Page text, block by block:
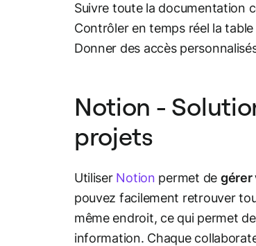
Suivre toute la documentation
Contrôler en temps réel la
Donner des accès
Notion -
projets
Utiliser Notion permet de gérer
pouvez facilement retrouver
même endroit, ce qui permet
information. Chaque